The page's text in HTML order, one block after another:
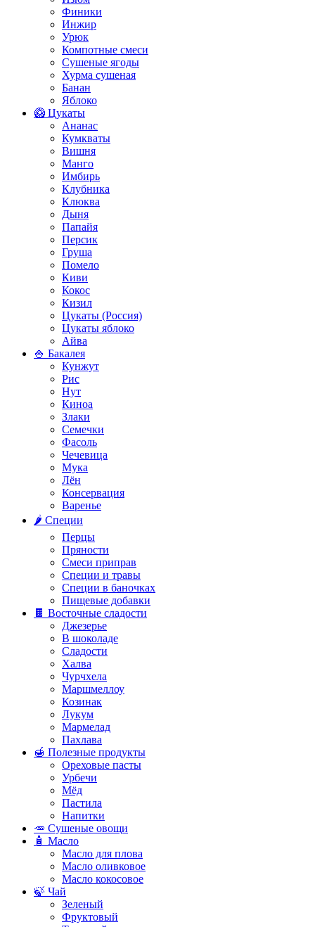
Финики
Инжир
Урюк
Компотные смеси
Сушеные ягоды
Хурма сушеная
Банан
Яблоко
🥝 Цукаты
Ананас
Кумкваты
Вишня
Манго
Имбирь
Клубника
Клюква
Дыня
Папайя
Персик
Груша
Помело
Киви
Кокос
Кизил
Цукаты (Россия)
Цукаты яблоко
Айва
🍚 Бакалея
Кунжут
Рис
Нут
Киноа
Злаки
Семечки
Фасоль
Чечевица
Мука
Лён
Консервация
Варенье
🌶️ Специи
Перцы
Пряности
Смеси приправ
Специи и травы
Специи в баночках
Пищевые добавки
🍫 Восточные сладости
Джезерье
В шоколаде
Сладости
Халва
Чурчхела
Маршмеллоу
Козинак
Лукум
Мармелад
Пахлава
🍯 Полезные продукты
Ореховые пасты
Урбечи
Мёд
Пастила
Напитки
🥕 Сушеные овощи
🧴 Масло
Масло для плова
Масло оливковое
Масло кокосовое
🍃 Чай
Зеленый
Фруктовый